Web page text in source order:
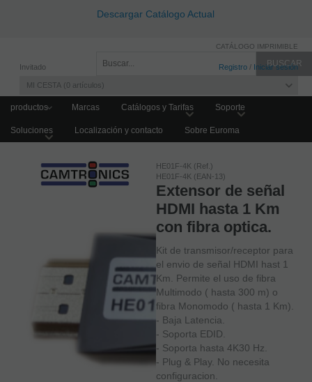
Descargar Catálogo Actual
Invitado Registro / Iniciar sesión
MI CESTA 0 artículos
CATÁLOGO IMPRIMIBLE
productos Marcas Catálogos y Tarifas Soporte
Soluciones Localización y contacto Sobre Euroma
Home ACCESORIOS IP Y CCTV Accesorios Accesorios para Monitores
HE01F-4K (Ref.)
HE01F-4K (EAN-13)
Extensor de señal
HDMI hasta 1 Km
con fibra optica.
Kit de transmisor/receptor para
el envio de señal HDMI hast 1
Km. Permite el uso de fibra
Multimodo ( hasta 300 m) o
fibra Monomodo ( hasta 1 Km).
- Baja Latencia.
- Soporta EDID.
- Soporta hasta 4K30 Hz.
- Plug & Play. No necesita
configuracion.